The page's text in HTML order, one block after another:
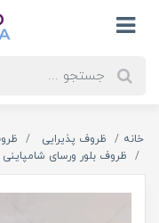
خانه ظروف پذیرایی
ظروف بلور ورسای شامپاینی